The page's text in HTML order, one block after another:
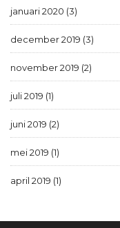
januari 2020 (3)
december 2019 (3)
november 2019 (2)
juli 2019 (1)
juni 2019 (2)
mei 2019 (1)
april 2019 (1)